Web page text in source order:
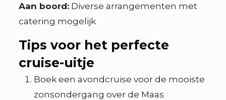
Aan boord:Diverse arrangementen met
catering mogelijk
Tips voor het perfecte
cruise-uitje
Boek een avondcruise voor de mooiste
zonsondergang over de Maas